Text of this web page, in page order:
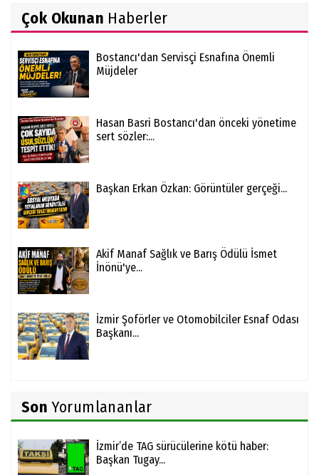
Çok Okunan Haberler
Bostancı'dan Servisçi Esnafına Önemli
Müjdeler
Hasan Basri Bostancı'dan önceki yönetime
sert sözler:...
Başkan Erkan Özkan: Görüntüler gerçeği...
Akif Manaf Sağlık ve Barış Ödülü İsmet
İnönü'ye...
İzmir Şoförler ve Otomobilciler Esnaf Odası
Başkanı...
Son Yorumlananlar
İzmir’de TAG sürücülerine kötü haber:
Başkan Tugay...